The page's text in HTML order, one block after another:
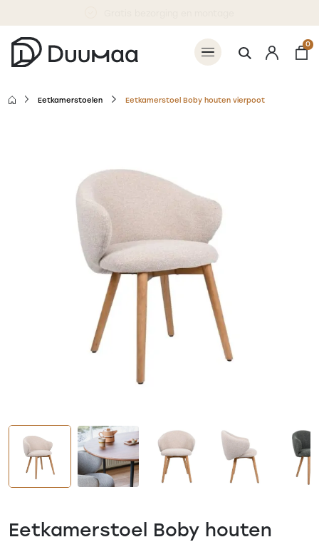
0
Eetkamerstoelen Eetkamerstoel Boby houten vierpoot
Eetkamerstoel Boby houten